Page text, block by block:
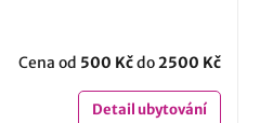
Cena od 500 Kčdo2500 Kč
Detailubytování